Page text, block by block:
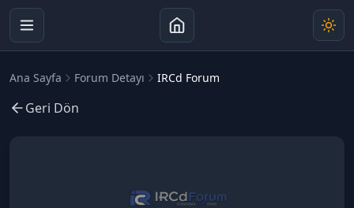
Ana Sayfa Forum Detayı IRCd Forum
Geri Dön